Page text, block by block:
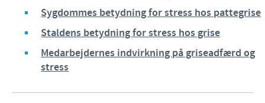
Kvæg, fagspecialister
Kæledyr, fagspecialister
Administration og marketing
Sygdommes betydning for stress hos pattegrise
Staldens betydning for stress hos grise
Medarbejdernes indvirkning på griseadfærd og
stress